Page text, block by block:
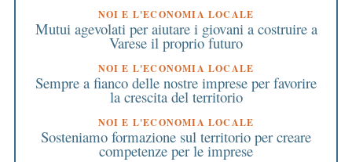
NOI E L'ECONOMIA LOCALE
Mutui agevolati per aiutare i giovani a costruire a
Varese il proprio futuro
NOI E L'ECONOMIA LOCALE
Sempre a fianco delle nostre imprese per favorire
la crescita del territorio
NOI E L'ECONOMIA LOCALE
Sosteniamo formazione sul territorio per creare
competenze per le imprese